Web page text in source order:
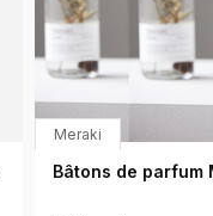
Meraki
Bâtons de parfum